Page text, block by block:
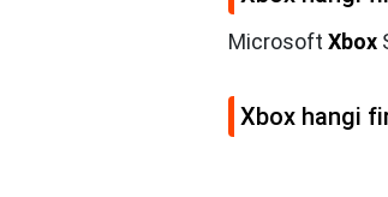
Microsoft Xbox
Xbox hangi